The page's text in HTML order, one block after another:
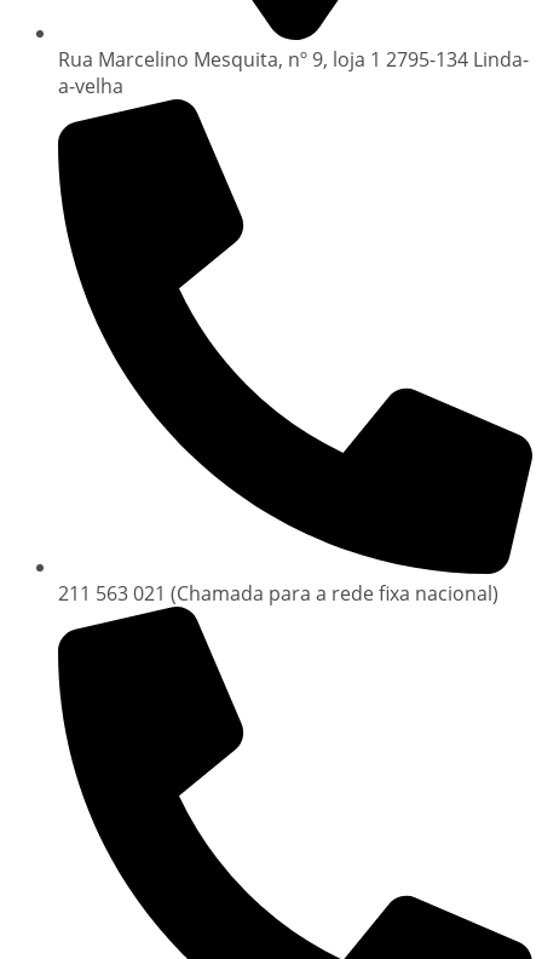
Rua Marcelino Mesquita, nº 9, loja 1 2795-134 Linda-
a-velha
211 563 021 (Chamada para a rede fixa nacional)